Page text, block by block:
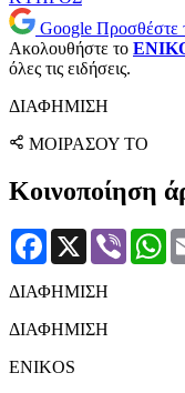
Google Προσθέστε
Ακολουθήστε το
όλες τις ειδήσεις.
ΔΙΑΦΗΜΙΣΗ
ΜΟΙΡΑΣΟΥ ΤΟ
Κοινοποίηση
Facebook
X Viber
ΔΙΑΦΗΜΙΣΗ
ΔΙΑΦΗΜΙΣΗ
ENIKOS